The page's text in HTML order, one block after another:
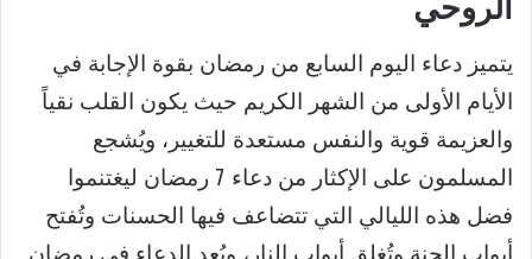
يتميز دعاء اليوم السابع من رمضان بقوة الإجابة في
الأيام الأولى من الشهر الكريم حيث يكون القلب نقياً
والعزيمة قوية والنفس مستعدة للتغيير، ويُشجع
المسلمون على الإكثار من دعاء 7 رمضان ليغتنموا
فضل هذه الليالي التي تتضاعف فيها الحسنات وتُفتح